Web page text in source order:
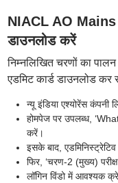
NIACL AO
डाउनलोड करें
निम्नलिखित चरणों का
एडमिट कार्ड डाउनलोड
न्यू इंडिया एश्योरेंस
होमपेज पर उपलब्ध,
करें।
इसके बाद,
फिर, ‘चरण-2 (मुख्य)
लॉगिन विंडो में आवश्यक